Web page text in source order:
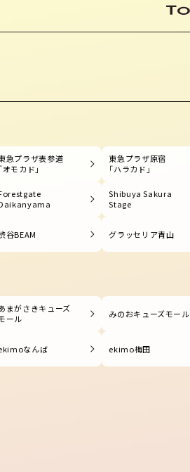
急プラザ表参道
「オモカド」
東急プラザ原宿
「ハラカド」
Shibuya Sakura
Stage
谷BEAM グラッセリア青山
まがさきキューズ
ール
みのおキューズモール
なんば ekimo梅田